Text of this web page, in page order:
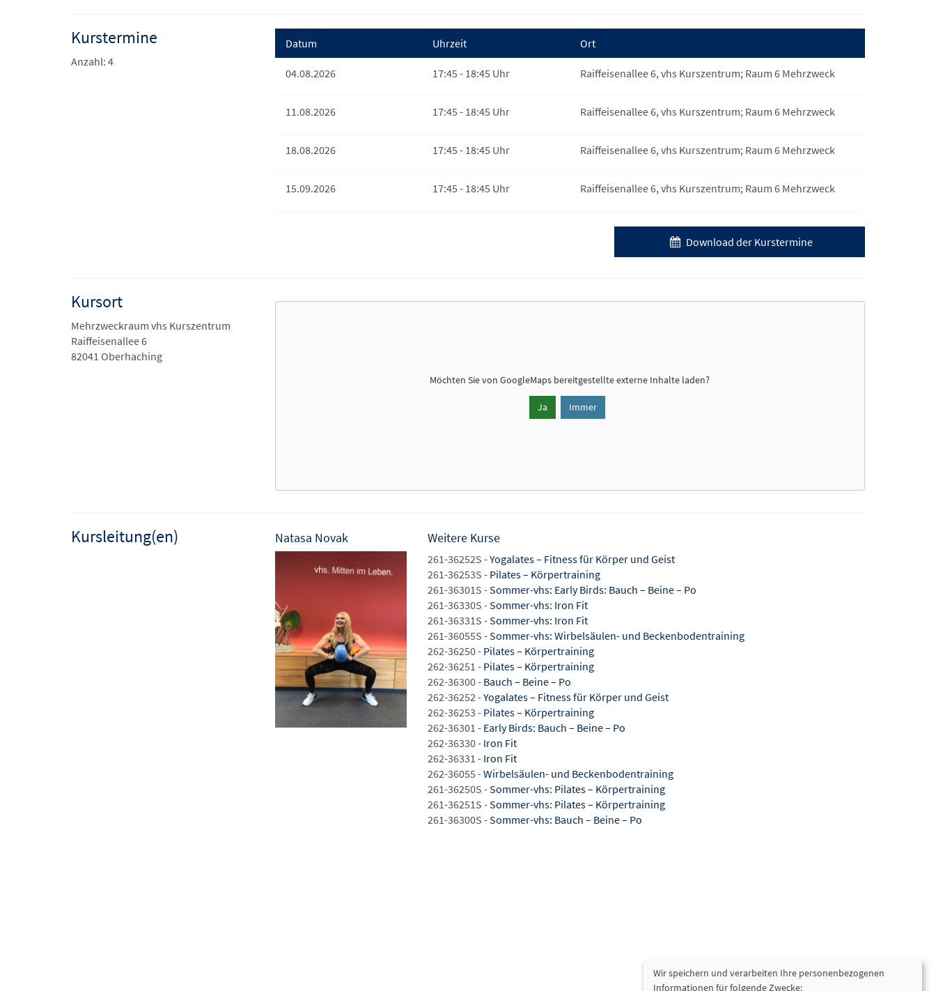
Kurstermine
Anzahl: 4
Datum Uhrzeit Ort
04.08.2026 17:45 - 18:45 Uhr Raiffeisenallee 6, vhs Kurszentrum; Raum 6 Mehrzweck
11.08.2026 17:45 - 18:45 Uhr Raiffeisenallee 6, vhs Kurszentrum; Raum 6 Mehrzweck
18.08.2026 17:45 - 18:45 Uhr Raiffeisenallee 6, vhs Kurszentrum; Raum 6 Mehrzweck
15.09.2026 17:45 - 18:45 Uhr Raiffeisenallee 6, vhs Kurszentrum; Raum 6 Mehrzweck
Download der Kurstermine
Kursort
Mehrzweckraum vhs Kurszentrum
Raiffeisenallee 6
82041 Oberhaching
Möchten Sie vonGoogleMaps bereitgestellte externe Inhalte laden?
Ja Immer
Kursleitung(en) Natasa Novak Weitere Kurse
261-36252S -Yogalates – Fitness für Körper und Geist
261-36253S - Pilates – Körpertraining
261-36301S -Sommer-vhs: Early Birds: Bauch – Beine – Po
261-36330S -Sommer-vhs: Iron Fit
261-36331S -Sommer-vhs: Iron Fit
261-36055S -Sommer-vhs: Wirbelsäulen- und Beckenbodentraining
262-36250 - Pilates – Körpertraining
262-36251 - Pilates – Körpertraining
262-36300 - Bauch – Beine – Po
262-36252 -Yogalates – Fitness für Körper und Geist
262-36253 - Pilates – Körpertraining
262-36301 - Early Birds: Bauch – Beine – Po
262-36330 - Iron Fit
262-36331 - Iron Fit
262-36055 -Wirbelsäulen- und Beckenbodentraining
261-36250S -Sommer-vhs: Pilates – Körpertraining
261-36251S -Sommer-vhs: Pilates – Körpertraining
261-36300S -Sommer-vhs: Bauch – Beine – Po
Wir speichern und verarbeiten Ihre personenbezogenen
Informationen für folgende Zwecke: